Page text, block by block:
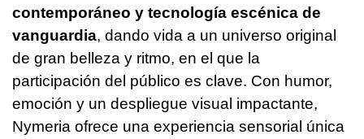
contemporáneo y tecnología escénica de
vanguardia, dando vida a un universo original
de gran belleza y ritmo, en el que la
participación del público es clave. Con humor,
emoción y un despliegue visual impactante,
Nymeria ofrece una experiencia sensorial única